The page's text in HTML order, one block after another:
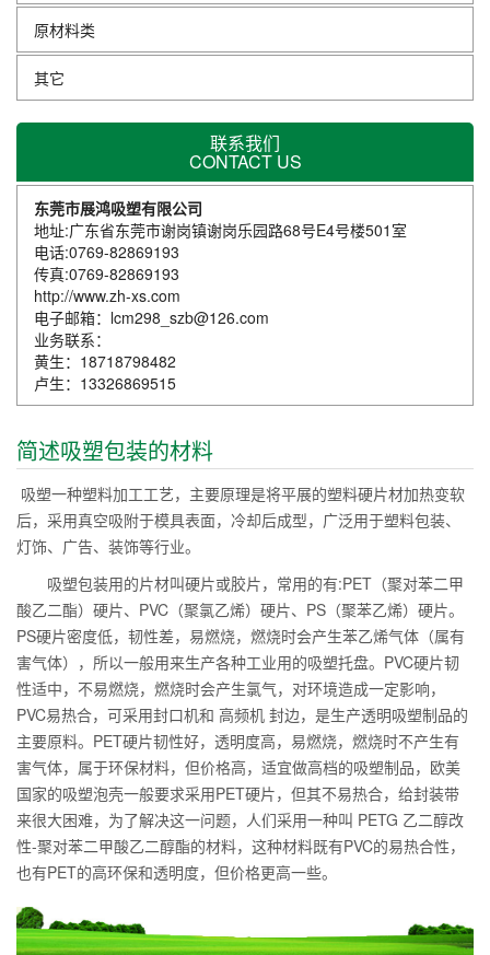
原材料类
其它
联系我们
CONTACT US
东莞市展鸿吸塑有限公司
地址:广东省东莞市谢岗镇谢岗乐园路68号E4号楼501室
电话:0769-82869193
传真:0769-82869193
http://www.zh-xs.com
电子邮箱：lcm298_szb@126.com
业务联系：
黄生：18718798482
卢生：13326869515
简述吸塑包装的材料
吸塑一种塑料加工工艺，主要原理是将平展的塑料硬片材加热变软
后，采用真空吸附于模具表面，冷却后成型，广泛用于塑料包装、
灯饰、广告、装饰等行业。
吸塑包装用的片材叫硬片或胶片，常用的有:PET（聚对苯二甲
酸乙二酯）硬片、PVC（聚氯乙烯）硬片、PS（聚苯乙烯）硬片。
PS硬片密度低，韧性差，易燃烧，燃烧时会产生苯乙烯气体（属有
害气体），所以一般用来生产各种工业用的吸塑托盘。PVC硬片韧
性适中，不易燃烧，燃烧时会产生氯气，对环境造成一定影响，
PVC易热合，可采用封口机和 高频机 封边，是生产透明吸塑制品的
主要原料。PET硬片韧性好，透明度高，易燃烧，燃烧时不产生有
害气体，属于环保材料，但价格高，适宜做高档的吸塑制品，欧美
国家的吸塑泡壳一般要求采用PET硬片，但其不易热合，给封装带
来很大困难，为了解决这一问题，人们采用一种叫 PETG 乙二醇改
性-聚对苯二甲酸乙二醇酯的材料，这种材料既有PVC的易热合性，
也有PET的高环保和透明度，但价格更高一些。